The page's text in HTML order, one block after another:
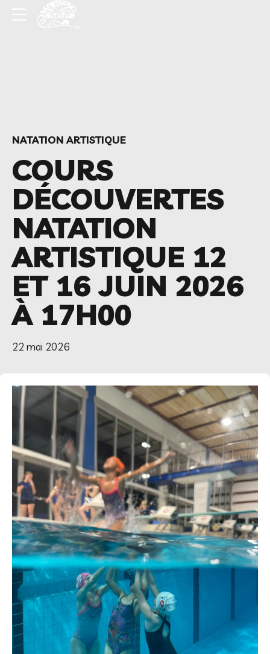
NATATION ARTISTIQUE
COURS
DÉCOUVERTES
NATATION
ARTISTIQUE 12
ET 16 JUIN 2026
À 17H00
22 mai 2026